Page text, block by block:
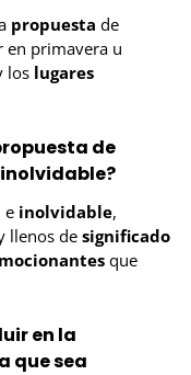
propuesta de
en primavera u
los lugares
de
e inolvidable,
llenos de significado
que
en la
que sea